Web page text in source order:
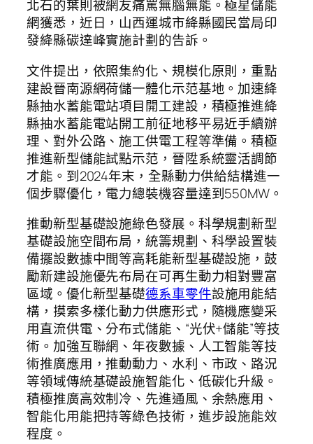
北石的葉則被網友痛罵無腦無能。極星儲能
網獲悉，近日，山西運城市絳縣國民當局印
發絳縣碳達峰實施計劃的告訴。
文件提出，依照集約化、規模化原則，重點
建設晉南源網荷儲一體化示范基地。加速絳
縣抽水蓄能電站項目開工建設，積極推進絳
縣抽水蓄能電站開工前征地移平易近手續辦
理、對外公路、施工供電工程等準備。積極
推進新型儲能試點示范，晉陞系統靈活調節
才能。到2024年末，全縣動力供給結構進一
個步驟優化，電力總裝機容量達到550MW。
推動新型基礎設施綠色發展。科學規劃新型
基礎設施空間布局，統籌規劃、科學設置裝
備擺設數據中間等高耗能新型基礎設施，鼓
勵新建設施優先布局在可再生動力相對豐富
區域。優化新型基礎德系車零件設施用能結
構，摸索多樣化動力供應形式，隨機應變采
用直流供電、分布式儲能、“光伏+儲能”等技
術。加強互聯網、年夜數據、人工智能等技
術推廣應用，推動動力、水利、市政、路況
等領域傳統基礎設施智能化、低碳化升級。
積極推廣高效制冷、先進通風、余熱應用、
智能化用能把持等綠色技術，進步設施能效
程度。